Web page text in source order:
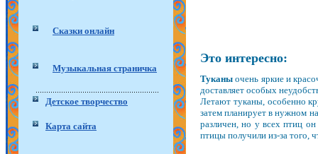
Сказки онлайн
Музыкальная страничка
Детское творчество
Карта сайта
Это интересно:
Туканы очень яркие и
доставляет особых
Летают туканы, особенно
затем планирует в нужном
различен, но у всех птиц
птицы получили из-за того,